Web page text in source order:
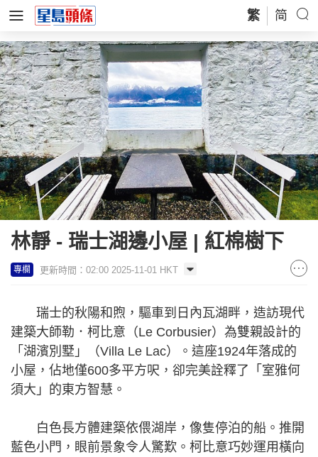
繁 简
林靜 - 瑞士湖邊小屋 | 紅棉樹下
專欄 更新時間：02:00 2025-11-01 HKT
瑞士的秋陽和煦，驅車到日內瓦湖畔，造訪現代
建築大師勒．柯比意（Le Corbusier）為雙親設計的
「湖濱別墅」（Villa Le Lac）。這座1924年落成的
小屋，佔地僅600多平方呎，卻完美詮釋了「室雅何
須大」的東方智慧。
白色長方體建築依偎湖岸，像隻停泊的船。推開
藍色小門，眼前景象令人驚歎。柯比意巧妙運用橫向